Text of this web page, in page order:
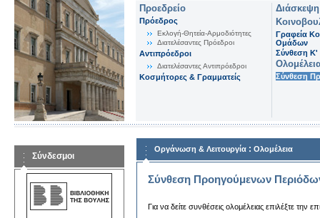
Προεδρείο
Πρόεδρος
Εκλογή-Θητεία-Αρμοδιότητες
Διατελέσαντες Πρόεδροι
Αντιπρόεδροι
Διατελέσαντες Αντιπρόεδροι
Κοσμήτορες & Γραμματείς
Γραφεία
Ομάδων
Σύνθεση K'
Σύνθεση
Σύνδεσμοι
Οργάνωση & Λειτουργία : Ολομέλεια
Σύνθεση Προηγούμενων
Για να δείτε συνθέσεις ολομέλειας επιλέξτε την